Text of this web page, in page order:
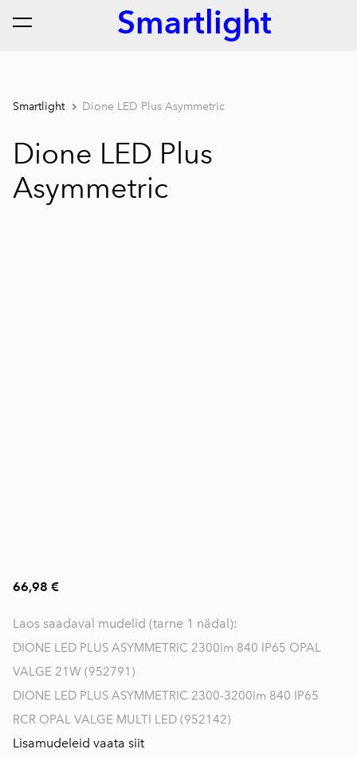
Smartlight
lisati ostukorvi. Vaata ostukorvi
Smartlight Dione LED Plus Asymmetric
Dione LED Plus
Asymmetric
66,98 €
Laos saadaval mudelid (tarne 1 nädal):
DIONE LED PLUS ASYMMETRIC 2300lm 840 IP65 OPAL
VALGE 21W (952791)
DIONE LED PLUS ASYMMETRIC 2300-3200lm 840 IP65
RCR OPAL VALGE MULTI LED (952142)
Lisamudeleid vaata siit